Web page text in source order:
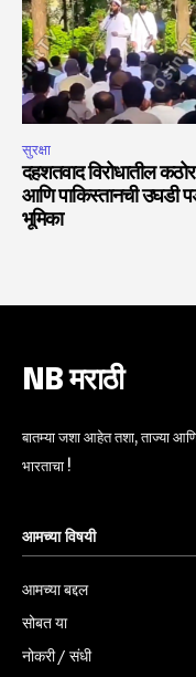
सुरक्षा
दहशतवाद विरोधातील
आणि पाकिस्तानची उघडी
भूमिका
NB मराठी
बातम्या जशा आहेत तशा, ताज्या
भारताचा !
आमच्या विषयी
आमच्या बद्दल
सोबत या
नोकरी / संधी